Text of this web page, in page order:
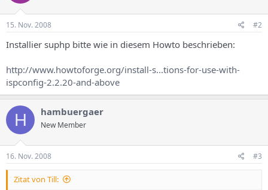
15. Nov. 2008 #2
Installier suphp bitte wie in diesem Howto beschrieben:
http://www.howtoforge.org/install-s...tions-for-use-with-
ispconfig-2.2.20-and-above
H hambuergaer
New Member
16. Nov. 2008 #3
Zitat von Till: